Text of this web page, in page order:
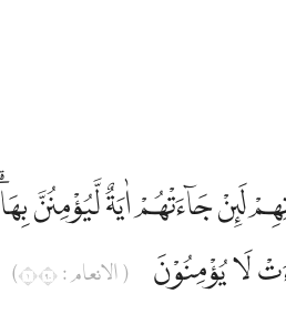
لَىِٕنْ جَاۤءَتْهُمْ اٰيَةٌ لَّيُؤْمِنُنَّ
لَا يُؤْمِنُوْنَ
( الانعام : ١٠٩)